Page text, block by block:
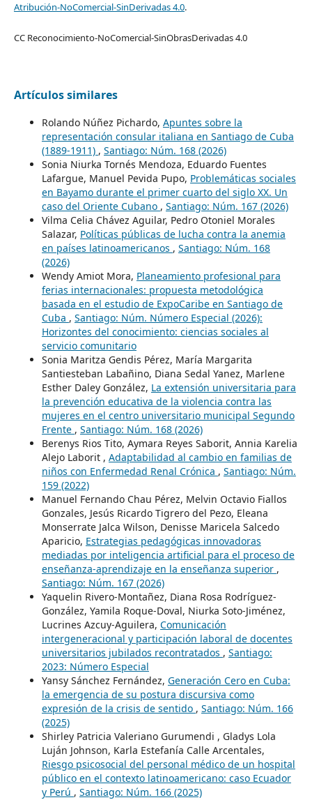
Atribución-NoComercial-SinDerivadas 4.0.
CC Reconocimiento-NoComercial-SinObrasDerivadas 4.0
Artículos similares
Rolando Núñez Pichardo, Apuntes sobre la
representación consular italiana en Santiago de Cuba
(1889-1911) , Santiago: Núm. 168 (2026)
Sonia Niurka Tornés Mendoza, Eduardo Fuentes
Lafargue, Manuel Pevida Pupo, Problemáticas sociales
en Bayamo durante el primer cuarto del siglo XX. Un
caso del Oriente Cubano , Santiago: Núm. 167 (2026)
Vilma Celia Chávez Aguilar, Pedro Otoniel Morales
Salazar, Políticas públicas de lucha contra la anemia
en países latinoamericanos , Santiago: Núm. 168
(2026)
Wendy Amiot Mora, Planeamiento profesional para
ferias internacionales: propuesta metodológica
basada en el estudio de ExpoCaribe en Santiago de
Cuba , Santiago: Núm. Número Especial (2026):
Horizontes del conocimiento: ciencias sociales al
servicio comunitario
Sonia Maritza Gendis Pérez, María Margarita
Santiesteban Labañino, Diana Sedal Yanez, Marlene
Esther Daley González, La extensión universitaria para
la prevención educativa de la violencia contra las
mujeres en el centro universitario municipal Segundo
Frente , Santiago: Núm. 168 (2026)
Berenys Rios Tito, Aymara Reyes Saborit, Annia Karelia
Alejo Laborit , Adaptabilidad al cambio en familias de
niños con Enfermedad Renal Crónica , Santiago: Núm.
159 (2022)
Manuel Fernando Chau Pérez, Melvin Octavio Fiallos
Gonzales, Jesús Ricardo Tigrero del Pezo, Eleana
Monserrate Jalca Wilson, Denisse Maricela Salcedo
Aparicio, Estrategias pedagógicas innovadoras
mediadas por inteligencia artificial para el proceso de
enseñanza-aprendizaje en la enseñanza superior ,
Santiago: Núm. 167 (2026)
Yaquelin Rivero-Montañez, Diana Rosa Rodríguez-
González, Yamila Roque-Doval, Niurka Soto-Jiménez,
Lucrines Azcuy-Aguilera, Comunicación
intergeneracional y participación laboral de docentes
universitarios jubilados recontratados , Santiago:
2023: Número Especial
Yansy Sánchez Fernández, Generación Cero en Cuba:
la emergencia de su postura discursiva como
expresión de la crisis de sentido , Santiago: Núm. 166
(2025)
Shirley Patricia Valeriano Gurumendi , Gladys Lola
Luján Johnson, Karla Estefanía Calle Arcentales,
Riesgo psicosocial del personal médico de un hospital
público en el contexto latinoamericano: caso Ecuador
y Perú , Santiago: Núm. 166 (2025)